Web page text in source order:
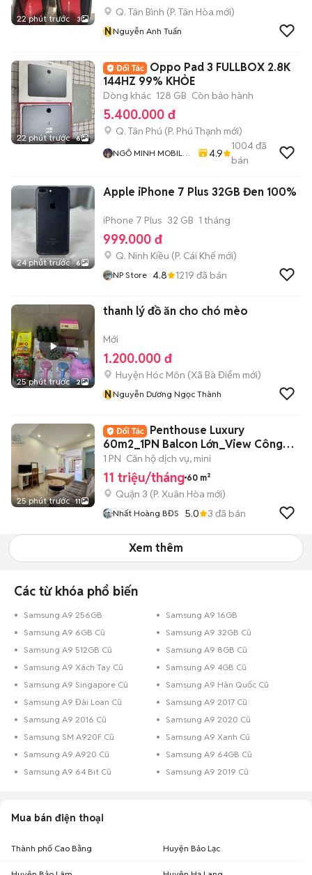
22 phút trước 3
Q. Tân Bình (P. Tân Hòa mới)
NNguyễn Anh Tuấn
22 phút trước 6
Oppo Pad 3 FULLBOX 2.8K
144HZ 99% KHỎE
Dòng khác 128 GB Còn bảo hành
5.400.000 đ
Q. Tân Phú (P. Phú Thạnh mới)
NGÔ MINH MOBILE
4.9
1004đã
bán
24 phút trước 6
Apple iPhone 7 Plus 32GB Đen 100%
iPhone 7 Plus 32 GB 1 tháng
999.000 đ
Q. Ninh Kiều (P. Cái Khế mới)
NP Store 4.8 1219 đã bán
25 phút trước 2
thanh lý đồ ăn cho chó mèo
Mới
1.200.000 đ
Huyện Hóc Môn (Xã Bà Điểm mới)
NNguyễn Dương Ngọc Thành
25 phút trước 11
Penthouse Luxury
60m2_1PN Balcon Lớn_View Công
Viên Ngay Võ Thị Sáu
1 PN Căn hộ dịch vụ, mini
11 triệu/tháng 60 m²
Quận 3 (P. Xuân Hòa mới)
Nhất Hoàng BĐS 5.0 3 đã bán
Xem thêm
Các từ khóa phổ biến
Samsung A9 256GB
Samsung A9 16GB
Samsung A9 6GB Cũ
Samsung A9 32GB Cũ
Samsung A9 512GB Cũ
Samsung A9 8GB Cũ
Samsung A9 Xách Tay Cũ
Samsung A9 4GB Cũ
Samsung A9 Singapore Cũ
Samsung A9 Hàn Quốc Cũ
Samsung A9 Đài Loan Cũ
Samsung A9 2017 Cũ
Samsung A9 2016 Cũ
Samsung A9 2020 Cũ
Samsung SM A920F Cũ
Samsung A9 Xanh Cũ
Samsung A9 A920 Cũ
Samsung A9 64GB Cũ
Samsung A9 64 Bit Cũ
Samsung A9 2019 Cũ
Mua bán điện thoại
Thành phố Cao Bằng Huyện Bảo Lạc